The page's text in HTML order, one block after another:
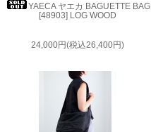
YAECA ヤエカ BAGUETTE BAG
[48903] LOG WOOD
24,000円(税込26,400円)